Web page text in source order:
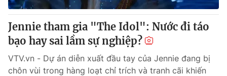
Jennie tham gia "The Idol": Nước đi táo
bạo hay sai lầm sự nghiệp?
VTV.vn - Dự án diễn xuất đầu tay của Jennie đang bị
chôn vùi trong hàng loạt chỉ trích và tranh cãi khiến